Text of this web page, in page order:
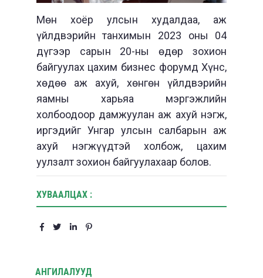
Мөн хоёр улсын худалдаа, аж
үйлдвэрийн танхимын 2023 оны 04
дүгээр сарын 20-ны өдөр зохион
байгуулах цахим бизнес форумд Хүнс,
хөдөө аж ахуй, хөнгөн үйлдвэрийн
яамны харьяа мэргэжлийн
холбоодоор дамжуулан аж ахуй нэгж,
иргэдийг Унгар улсын салбарын аж
ахуй нэгжүүдтэй холбож, цахим
уулзалт зохион байгуулахаар болов.
ХУВААЛЦАХ :
АНГИЛАЛУУД